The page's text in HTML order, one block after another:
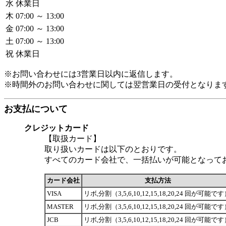
水 休業日
木 07:00 ～ 13:00
金 07:00 ～ 13:00
土 07:00 ～ 13:00
祝 休業日
※お問い合わせには3営業日以内に返信します。
※時間外のお問い合わせに関しては翌営業日の受付となりま
お支払について
クレジットカード
【取扱カード】
取り扱いカードは以下のとおりです。
すべてのカード会社で、一括払いが可能となって
カード会社
支払方法
VISA
リボ,分割（3,5,6,10,12,15,18,20,24 回が可能です
MASTER
リボ,分割（3,5,6,10,12,15,18,20,24 回が可能です
JCB
リボ,分割（3,5,6,10,12,15,18,20,24 回が可能です